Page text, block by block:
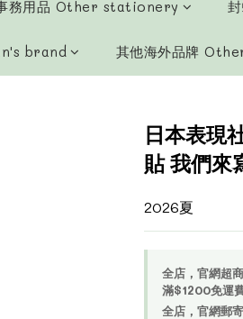
務用品 Other stationery
brand 其他海外品牌
日本表現
貼 我們來
2026夏
全店，官網超
滿$1200免運
全店，官網郵